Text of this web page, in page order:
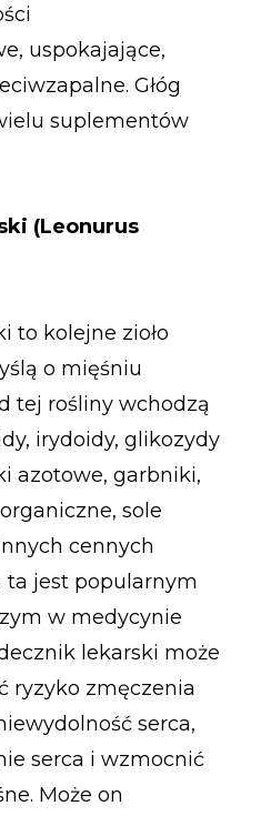
uspokajające,
Głóg
suplementów
(Leonurus
to kolejne zioło
o mięśniu
tej rośliny wchodzą
irydoidy, glikozydy
azotowe, garbniki,
sole
cennych
ta jest popularnym
w medycynie
lekarski może
ryzyko zmęczenia
serca,
serca i wzmocnić
Może on